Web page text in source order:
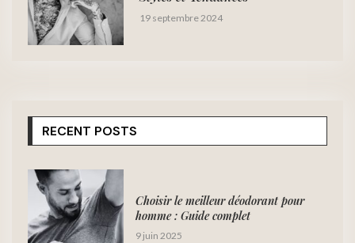
19 septembre 2024
RECENT POSTS
Choisir le meilleur déodorant pour
homme : Guide complet
9 juin 2025